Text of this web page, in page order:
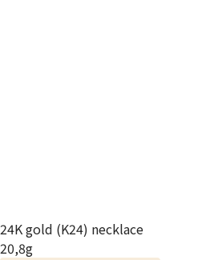
24K gold (K24) necklace
20,8g